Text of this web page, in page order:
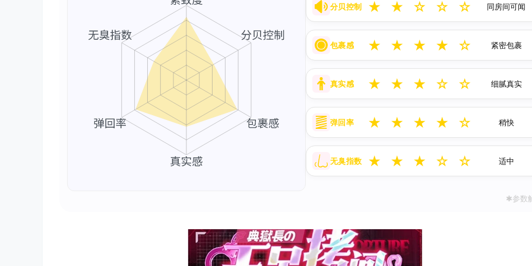
分贝控制 ★ ★ ☆ ☆ ☆ 同房间可闻
包裹感 ★ ★ ★ ★ ☆ 紧密包裹
真实感 ★ ★ ★ ☆ ☆ 细腻真实
弹回率 ★ ★ ★ ★ ☆ 稍快
无臭指数 ★ ★ ★ ☆ ☆ 适中
✱参数